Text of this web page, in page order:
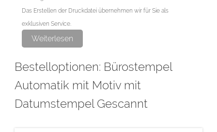
Das Erstellen der Druckdatei übernehmen wir für Sie als
exklusiven Service.
Weiterlesen
Bestelloptionen: Bürostempel
Automatik mit Motiv mit
Datumstempel Gescannt